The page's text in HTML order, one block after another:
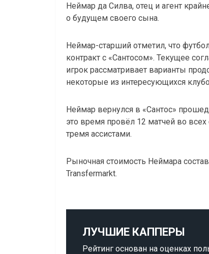
Неймар да Силва, отец и агент
о будущем своего сына.
Неймар-старший отметил, что
контракт с «Сантосом». Текущее
игрок рассматривает варианты
некоторые из интересующихся
Неймар вернулся в «Сантос»
это время провёл 12 матчей во
тремя ассистами.
Рыночная стоимость Неймара
Transfermarkt.
ЛУЧШИЕ КАППЕРЫ
Рейтинг основан на оценках